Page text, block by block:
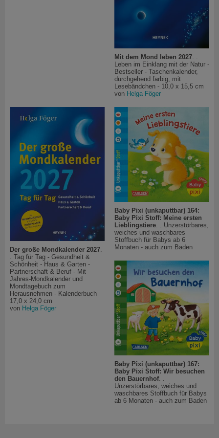
Mit dem Mond leben 2027. .
Leben im Einklang mit der Natur -
Bestseller - Taschenkalender,
durchgehend farbig, mit
Lesebändchen - 10,0 x 15,5 cm
von Helga Föger
Der große Mondkalender 2027
. Tag für Tag - Gesundheit &
Schönheit - Haus & Garten -
Partnerschaft & Beruf - Mit
Jahres-Mondkalender und
Mondtagebuch zum
Herausnehmen - Kalenderbuch
17,0 x 24,0 cm
von Helga Föger
Baby Pixi (unkaputtbar) 164:
Baby Pixi Stoff: Meine ersten
Lieblingstiere. . Unzerstörbares,
weiches und waschbares
Stoffbuch für Babys ab 6
Monaten - auch zum Baden
Baby Pixi (unkaputtbar) 167:
Baby Pixi Stoff: Wir besuchen
den Bauernhof. .
Unzerstörbares, weiches und
waschbares Stoffbuch für Babys
ab 6 Monaten - auch zum Baden